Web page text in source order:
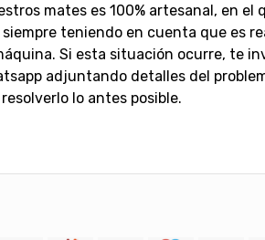
mates es 100% artesanal, en el
teniendo en cuenta que es
Si esta situación ocurre, te
adjuntando detalles del
lo antes posible.